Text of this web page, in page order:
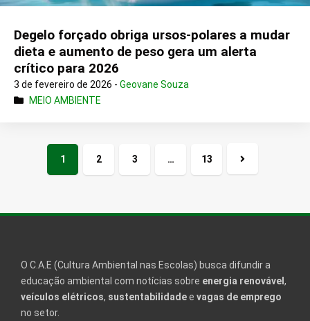
Degelo forçado obriga ursos-polares a mudar
dieta e aumento de peso gera um alerta
crítico para 2026
3 de fevereiro de 2026 - Geovane Souza
MEIO AMBIENTE
1 2 3 …
13
O C.A.E (Cultura Ambiental nas Escolas) busca difundir a
educação ambiental com notícias sobre energia renovável,
veículos elétricos, sustentabilidadee vagas de emprego
no setor.